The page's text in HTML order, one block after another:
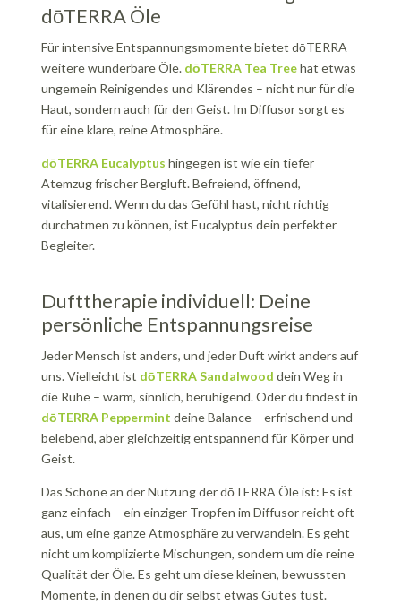
dōTERRA Öle
Für intensive Entspannungsmomente bietet dōTERRA
weitere wunderbare Öle. dōTERRA Tea Treehat etwas
ungemein Reinigendes und Klärendes – nicht nur für die
Haut, sondern auch für den Geist. Im Diffusor sorgt es
für eine klare, reine Atmosphäre.
dōTERRA Eucalyptus hingegen ist wie ein tiefer
Atemzug frischer Bergluft. Befreiend, öffnend,
vitalisierend. Wenn du das Gefühl hast, nicht richtig
durchatmen zu können, ist Eucalyptus dein perfekter
Begleiter.
Dufttherapie individuell: Deine
persönliche Entspannungsreise
Jeder Mensch ist anders, und jeder Duft wirkt anders auf
uns. Vielleicht ist dōTERRA Sandalwood dein Weg in
die Ruhe – warm, sinnlich, beruhigend. Oder du findest in
dōTERRA Peppermint deine Balance – erfrischend und
belebend, aber gleichzeitig entspannend für Körper und
Geist.
Das Schöne an der Nutzung der dōTERRA Öle ist: Es ist
ganz einfach – ein einziger Tropfen im Diffusor reicht oft
aus, um eine ganze Atmosphäre zu verwandeln. Es geht
nicht um komplizierte Mischungen, sondern um die reine
Qualität der Öle. Es geht um diese kleinen, bewussten
Momente, in denen du dir selbst etwas Gutes tust.